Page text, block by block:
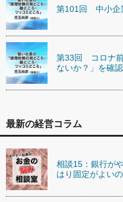
第101回 中小企
第33回 コロナ前
ないか？」を確
最新の経営コラム
相談15：銀行が
はり固定がよい